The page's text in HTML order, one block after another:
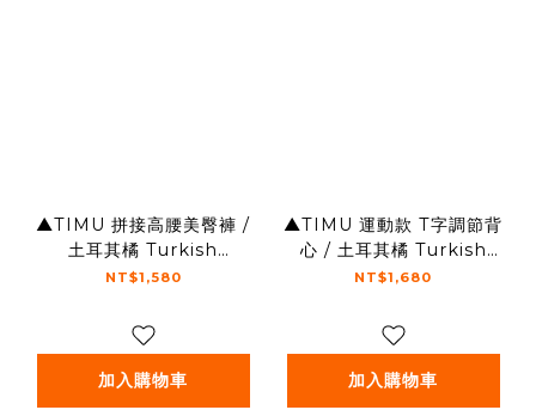
▲TIMU 拼接高腰美臀褲 /
土耳其橘 Turkish
Orange
NT$1,580
加入購物車
▲TIMU 運動款 T字調節背
心 / 土耳其橘 Turkish
Orange
NT$1,680
加入購物車